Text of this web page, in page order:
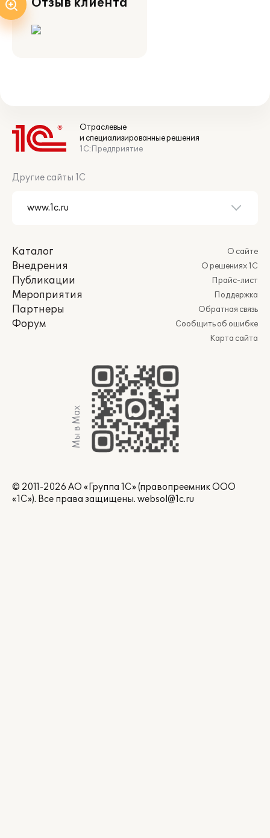
Отзыв клиента
Отраслевые
и специализированные решения
1С:Предприятие
Другие сайты 1С
Каталог
Внедрения
Публикации
Мероприятия
Партнеры
Форум
О сайте
О решениях 1С
Прайс-лист
Поддержка
Обратная связь
Сообщить об ошибке
Карта сайта
Мы в Max
© 2011-2026 АО «Группа 1С» (правопреемник ООО
«1С»). Все права защищены. websol@1c.ru